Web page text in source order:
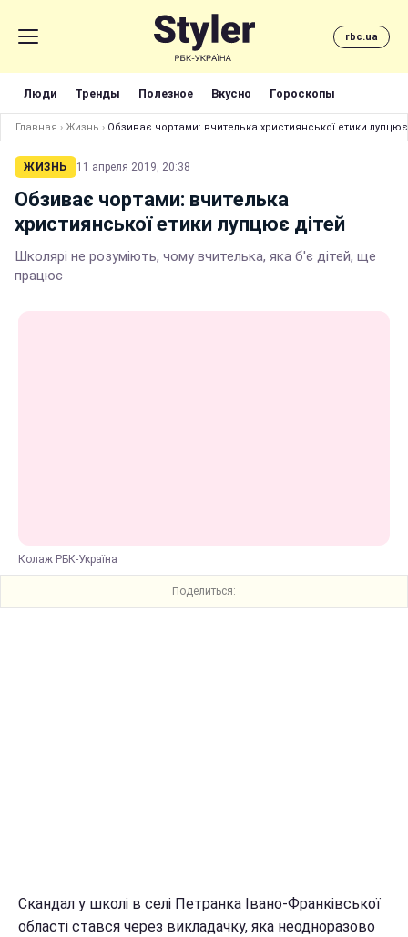
rbc.ua
Люди Тренды Полезное Вкусно Гороскопы
Главная › Жизнь › Обзиває чортами: вчителька християнської етики лупцює
ЖИЗНЬ 11 апреля 2019, 20:38
Обзиває чортами: вчителька
християнської етики лупцює дітей
Школярі не розуміють, чому вчителька, яка б'є дітей, ще
працює
Колаж РБК-Україна
Поделиться:
Скандал у школі в селі Петранка Івано-Франківської
області стався через викладачку, яка неодноразово